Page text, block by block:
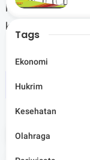
lancar, sehingga
kampung
kebahagiaan. (Red)
Tags
Tags
Ekonomi
Hukrim
Kesehatan
Olahraga